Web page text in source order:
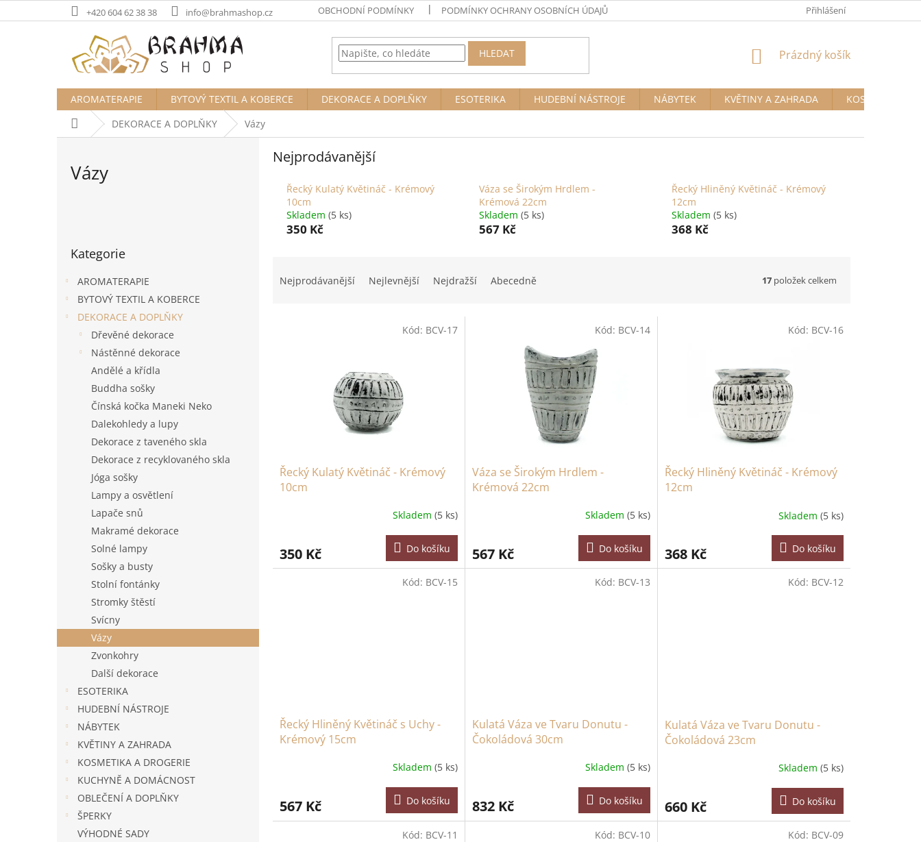
na
+420 604 62 38 38 info@brahmashop.cz OBCHODNÍ PODMÍNKY PODMÍNKY OCHRANY OSOBNÍCH ÚDAJŮ Přihlášení
HLEDAT
NÁKUPNÍ
Prázdný košík
AROMATERAPIE BYTOVÝ TEXTIL A KOBERCE DEKORACE A DOPLŇKY ESOTERIKA HUDEBNÍ NÁSTROJE NÁBYTEK KVĚTINY A ZAHRADA
KOSMETIKA A
Domů DEKORACE A DOPLŇKY Vázy
Vázy
kategorie
Kategorie
AROMATERAPIE
BYTOVÝ TEXTIL A KOBERCE
DEKORACE A DOPLŇKY
Dřevěné dekorace
Nástěnné dekorace
Andělé a křídla
Buddha sošky
Čínská kočka Maneki Neko
Dalekohledy a lupy
Dekorace z taveného skla
Dekorace z recyklovaného skla
Jóga sošky
Lampy a osvětlení
Lapače snů
Makramé dekorace
Solné lampy
Sošky a busty
Stolní fontánky
Stromky štěstí
Svícny
Vázy
Zvonkohry
Další dekorace
ESOTERIKA
HUDEBNÍ NÁSTROJE
NÁBYTEK
KVĚTINY A ZAHRADA
KOSMETIKA A DROGERIE
KUCHYNĚ A DOMÁCNOST
OBLEČENÍ A DOPLŇKY
ŠPERKY
VÝHODNÉ SADY
Nejprodávanější
Řecký Kulatý Květináč - Krémový
10cm
Skladem (5 ks)
350 Kč
Váza se Širokým Hrdlem -
Krémová 22cm
Skladem (5 ks)
567 Kč
Řecký Hliněný Květináč - Krémový
12cm
Skladem (5 ks)
368 Kč
Nejprodávanější Nejlevnější Nejdražší Abecedně 17 položek celkem
Řecký Kulatý Květináč - Krémový
10cm
Skladem (5 ks)
350 Kč Do košíku
Kód: BCV-17
Váza se Širokým Hrdlem -
Krémová 22cm
Skladem (5 ks)
567 Kč Do košíku
Kód: BCV-14
Řecký Hliněný Květináč - Krémový
12cm
Skladem (5 ks)
368 Kč Do košíku
Kód: BCV-16
Řecký Hliněný Květináč s Uchy -
Krémový 15cm
je
5,0
Skladem (5 ks)
567 Kč Do košíku
Kód: BCV-15
Kulatá Váza ve Tvaru Donutu -
Čokoládová 30cm
Skladem (5 ks)
832 Kč Do košíku
Kód: BCV-13
Kulatá Váza ve Tvaru Donutu -
Čokoládová 23cm
Skladem (5 ks)
660 Kč Do košíku
Kód: BCV-12
Kód: BCV-11 Kód: BCV-10 Kód: BCV-09